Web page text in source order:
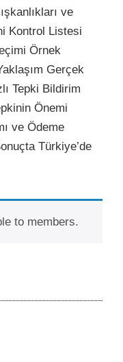
ve
Kontrol Listesi
Örnek
Gerçek
Tepki Bildirim
Önemi
ve Ödeme
Türkiye’de
to members.